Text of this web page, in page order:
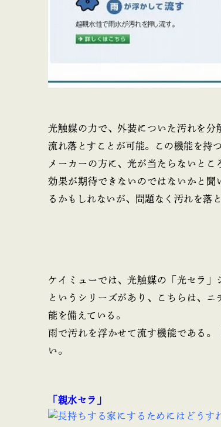
光触媒の力で、外装についた汚れを分
流れ落とすことが可能。この機能を持
メーカーの方に、光が当たらないと
効果が期待できないのではないかと
るかもしれないが、問題なく汚れを落
ケイミューでは、光触媒の「光セラ」
というシリーズがあり、こちらは、
能を備えている。
雨で汚れを浮かせて流す機能である
い。
「親水セラ」